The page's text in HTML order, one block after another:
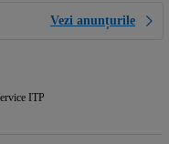
Vezi anunțurile
ITP